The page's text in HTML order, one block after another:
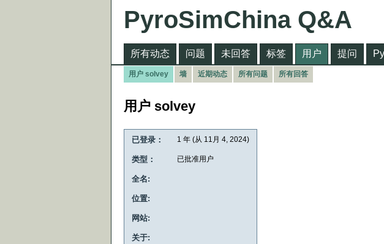
PyroSimChina Q&A
所有动态 问题 未回答 标签 用户 提问
用户 solvey 墙 近期动态 所有问题 所有回答
用户 solvey
已登录： 1 年 (从 11月 4, 2024)
类型： 已批准用户
全名:
位置:
网站:
关于: